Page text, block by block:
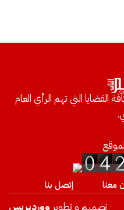
القضايا التي تهم الرأي العام
معنا إتصل بنا
تصميم و تطوير ووردبريس